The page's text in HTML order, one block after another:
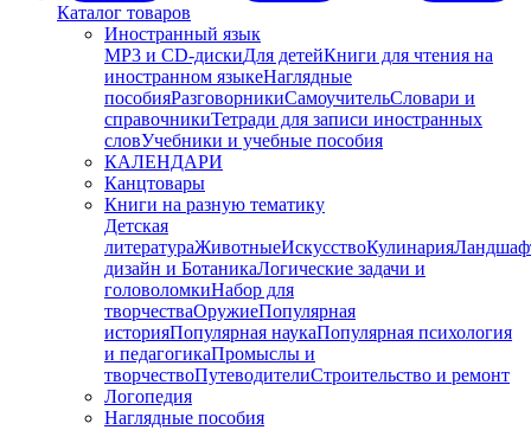
Каталог товаров
Иностранный язык
MP3 и CD-дискиДля детейКниги для чтения на
иностранном языкеНаглядные
пособияРазговорникиСамоучительСловари и
справочникиТетради для записи иностранных
словУчебники и учебные пособия
КАЛЕНДАРИ
Канцтовары
Книги на разную тематику
Детская
литератураЖивотныеИскусствоКулинария
дизайн и БотаникаЛогические задачи и
головоломкиНабор для
творчестваОружиеПопулярная
историяПопулярная наукаПопулярная психология
и педагогикаПромыслы и
творчествоПутеводителиСтроительство и ремонт
Логопедия
Наглядные пособия